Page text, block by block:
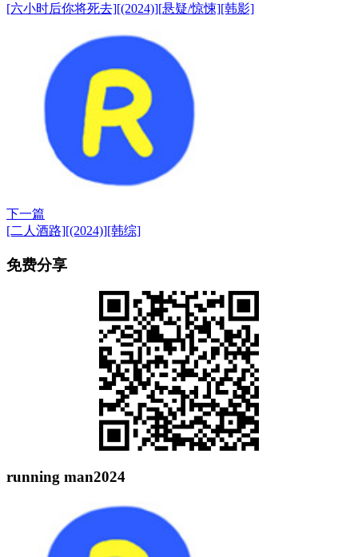
[六小时后你将死去][(2024)][悬疑/惊悚][韩影]
下一篇
[二人酒路][(2024)][韩综]
免费分享
running man2024